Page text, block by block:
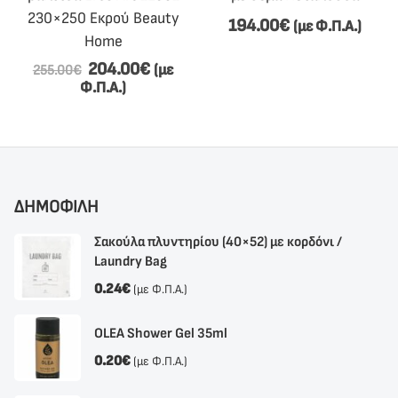
230×250 Εκρού Beauty
Home
255.00€ 204.00€ (με
Φ.Π.Α.)
194.00€ (με Φ.Π.Α.)
ΔΗΜΟΦΙΛΗ
Σακούλα πλυντηρίου (40×52) με κορδόνι /
Laundry Bag
0.24€ (με Φ.Π.Α.)
OLEA Shower Gel 35ml
0.20€ (με Φ.Π.Α.)